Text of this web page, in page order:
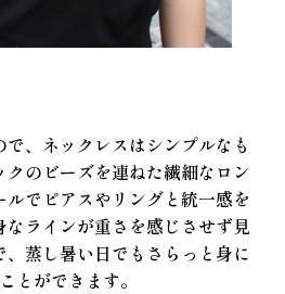
、ネックレスはシンプルなも
のビーズを連ねた繊細なロン
でピアスやリングと統一感を
ラインが重さを感じさせず見
蒸し暑い日でもさらっと身に
とができます。